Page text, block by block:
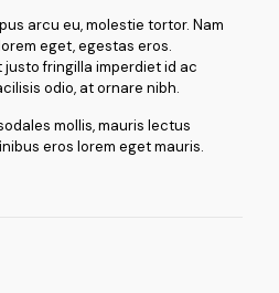
arcu eu, molestie tortor. Nam
eget, egestas eros.
fringilla imperdiet id ac
odio, at ornare nibh.
mollis, mauris lectus
eros lorem eget mauris.